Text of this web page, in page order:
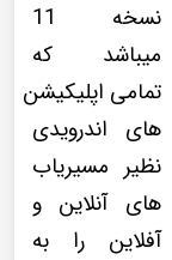
نسخه 11
میباشد که
تمامی اپلیکیشن
های اندرویدی
نظیر مسیریاب
های آنلاین و
آفلاین را به